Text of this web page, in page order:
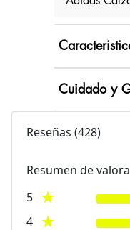
Cuidado y
Reseñas (428)
Resumen de
5
4